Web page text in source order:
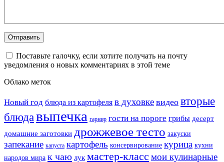
Поставьте галочку, если хотите получать на почту
уведомления о новых комментариях в этой теме
Облако меток
Новый год блюда из картофеля в духовке видео вторые
блюдавыпечка гарнир гости на пороге грибы десерт
домашние заготовки дрожжевое тесто закуски
запекание капуста картофель консервирование курица кухни
народов мира к чаю лук мастер-класс мои кулинарные